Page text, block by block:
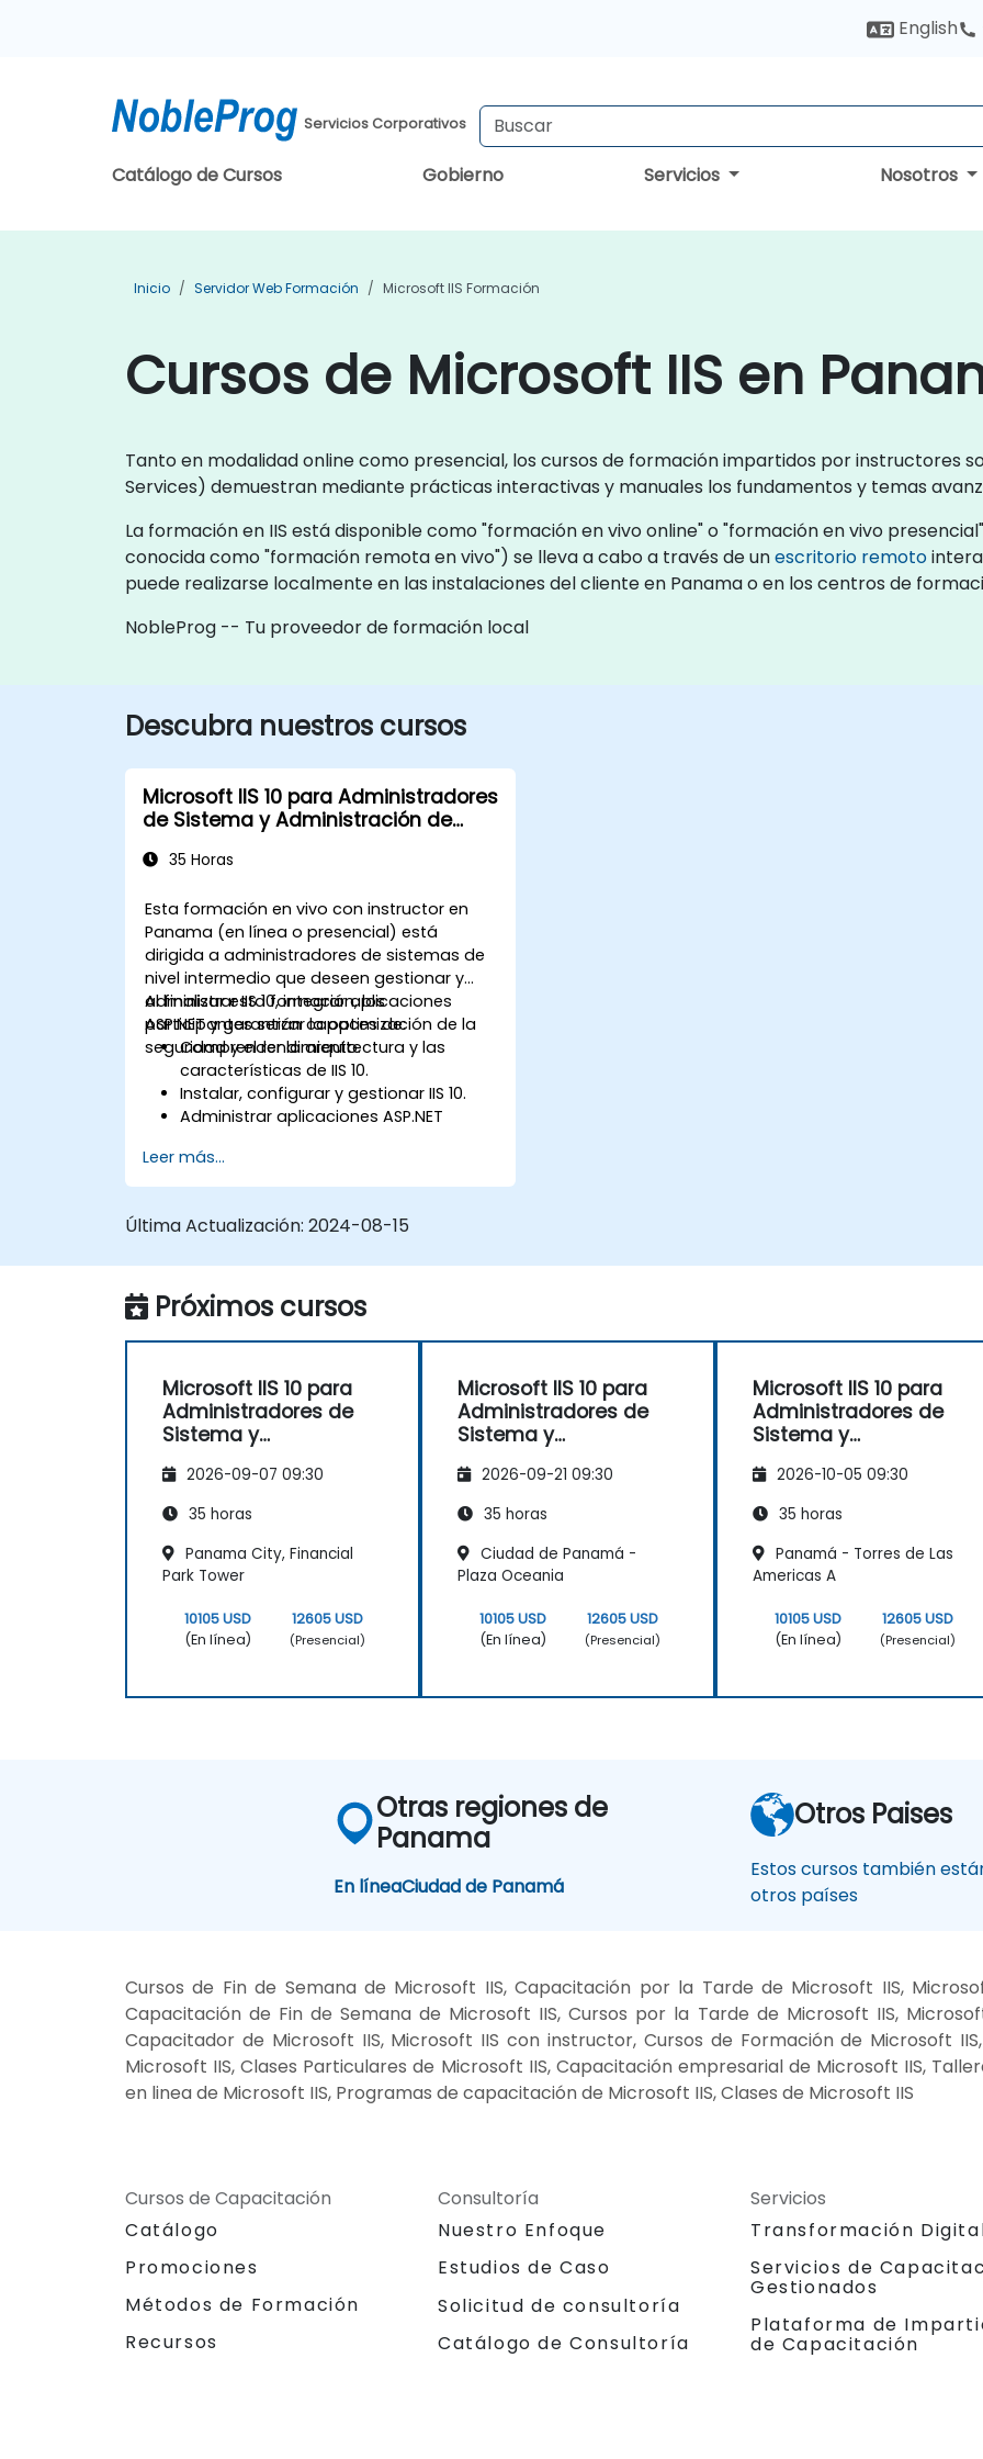
English
Servicios Corporativos
Catálogo de Cursos Gobierno Servicios Nosotros
Inicio Servidor Web Formación Microsoft IIS Formación
Cursos de Microsoft IIS en
Tanto en modalidad online como presencial, los cursos de formación impartidos por instructores
Services) demuestran mediante prácticas interactivas y manuales los fundamentos y temas
La formación en IIS está disponible como "formación en vivo online" o "formación en vivo
conocida como "formación remota en vivo") se lleva a cabo a través de unescritorio remoto
puede realizarse localmente en las instalaciones del cliente en Panama o en los centros de
NobleProg -- Tu proveedor de formación local
Descubra nuestros cursos
Microsoft IIS 10 para Administradores
de Sistema y Administración de
35 Horas
Esta formación en vivo con instructor en
Panama (en línea o presencial) está
dirigida a administradores de sistemas de
nivel intermedio que deseen gestionar y
administrar IIS 10, integrar aplicaciones
ASP.NET y garantizar la optimización de la
seguridad y el rendimiento.
Al finalizar esta formación, los
participantes serán capaces de:
Comprender la arquitectura y las
características de IIS 10.
Instalar, configurar y gestionar IIS 10.
Administrar aplicaciones ASP.NET
Asegurar y solucionar problemas de IIS
10 y de las aplicaciones web.
granjas web con IIS 10.
Leer más...
Última Actualización: 2024-08-15
Próximos cursos
Microsoft IIS 10 para
Administradores de
Sistema y
ASP.NET
2026-09-07 09:30
35 horas
Panama City, Financial
Park Tower
10105 USD
(En línea)
12605 USD
(Presencial)
Microsoft IIS 10 para
Administradores de
Sistema y
ASP.NET
2026-09-21 09:30
35 horas
Ciudad de Panamá -
Plaza Oceania
10105 USD
(En línea)
12605 USD
(Presencial)
Microsoft IIS 10 para
Administradores de
Sistema y
ASP.NET
2026-10-05 09:30
35 horas
Panamá - Torres de Las
Americas A
10105 USD
(En línea)
12605 USD
(Presencial)
Otras regiones de
Panama
En líneaCiudad de Panamá
Otros Paises
Estos cursos también
otros países
Cursos de Fin de Semana de Microsoft IIS, Capacitación por la Tarde de Microsoft IIS,
Capacitación de Fin de Semana de Microsoft IIS, Cursos por la Tarde de Microsoft IIS,
Capacitador de Microsoft IIS, Microsoft IIS con instructor, Cursos de Formación de Microsoft
Microsoft IIS, Clases Particulares de Microsoft IIS, Capacitación empresarial de Microsoft IIS,
en linea de Microsoft IIS, Programas de capacitación de Microsoft IIS, Clases de Microsoft IIS
Cursos de Capacitación
Catálogo
Promociones
Métodos de Formación
Recursos
Consultoría
Nuestro Enfoque
Estudios de Caso
Solicitud de consultoría
Catálogo de Consultoría
Servicios
Transformación
Servicios de
Gestionados
Plataforma de
de Capacitación